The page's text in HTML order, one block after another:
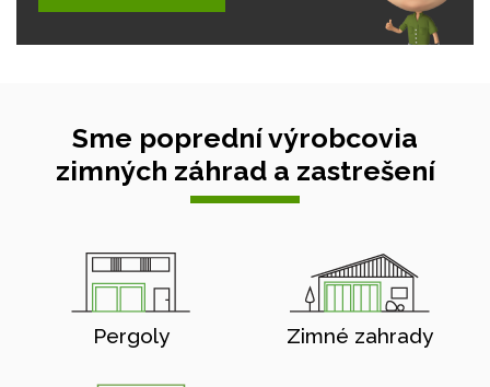
Sme poprední výrobcovia
zimných záhrad a zastrešení
Pergoly Zimné zahrady